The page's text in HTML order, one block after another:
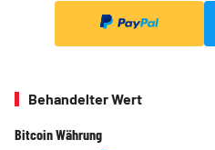
Behandelter Wert
Bitcoin Währung